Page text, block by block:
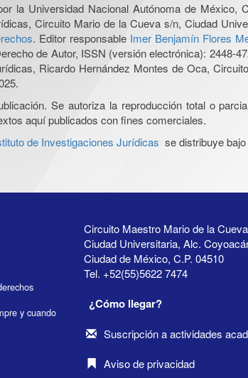
la Universidad Nacional Autónoma de México,
Circuito Mario de la Cueva s/n, Ciudad
. Editor responsable Imer Benjamín Flores
de Autor, ISSN (versión electrónica): 2448-
Ricardo Hernández Montes de Oca,
Se autoriza la reproducción total o
aquí publicados con fines comerciales.
de Investigaciones Jurídicas se distribuye
y cuando
Circuito Maestro Mario de la
Ciudad Universitaria, Alc.
Ciudad de México, C.P. 04510
Tel. +52(55)5622 7474
¿Cómo llegar?
Suscripción a actividades
Aviso de privacidad